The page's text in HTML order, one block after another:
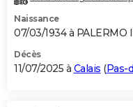
Dictionnaire
Biographies
Citations
Expressions
Proverbes
PROGRAMME TV
S'inscrire
Se connecter
Lycées
Collèges
Primaires
Universités
Entreprises
Service militaire
Avis de recherche
AVIS DE DÉCÈS
Naissance
07/03/1934 à PALERMO
Décès
11/07/2025 à Calais (Pas-